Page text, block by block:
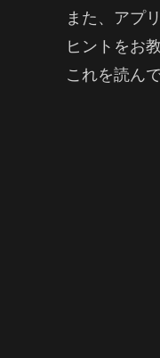
また、アプ
ヒントをお
これを読ん